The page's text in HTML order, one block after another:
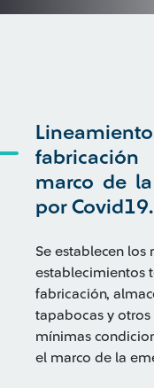
marco de
por Covid19.
Se establecen
establecimientos
fabricación,
tapabocas y otros
mínimas
el marco de la